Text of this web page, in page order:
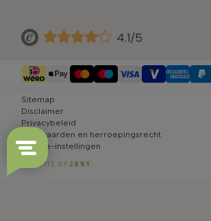
4.1/5
Sitemap
Disclaimer
Privacybeleid
Voorwaarden en herroepingsrecht
Cookie-instellingen